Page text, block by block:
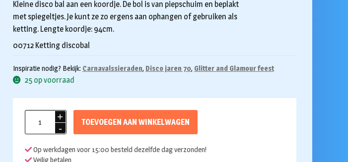
Kleine disco bal aan een koordje. De bol is van piepschuim en beplakt
met spiegeltjes. Je kunt ze zo ergens aan ophangen of gebruiken als
ketting. Lengte koordje: 94cm.
00712 Ketting discobal
Inspiratie nodig? Bekijk: Carnavalssieraden, Disco jaren 70, Glitter and Glamour feest
25 op voorraad
ketting
aantal
TOEVOEGEN AAN WINKELWAGEN
Op werkdagen voor 15:00 besteld dezelfde dag verzonden!
Veilig betalen